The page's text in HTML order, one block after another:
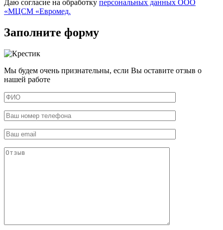
Даю согласие на обработку персональных данных ООО
«МЦСМ «Евромед.
Заполните форму
Мы будем очень признательны, если Вы оставите отзыв о
нашей работе